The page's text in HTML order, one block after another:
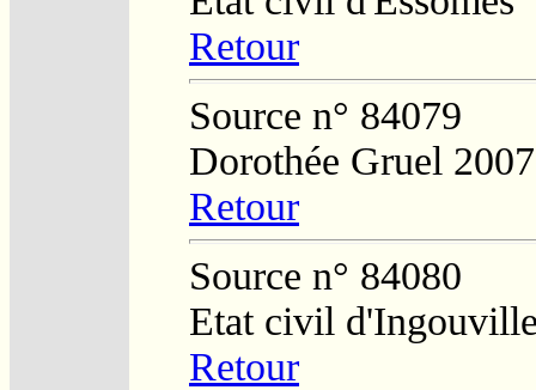
Retour
Source n° 84079
Dorothée Gruel 2007
Retour
Source n° 84080
Etat civil
Retour